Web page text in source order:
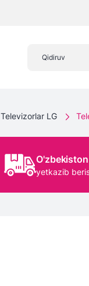
Televizorlar LG
yetkazib